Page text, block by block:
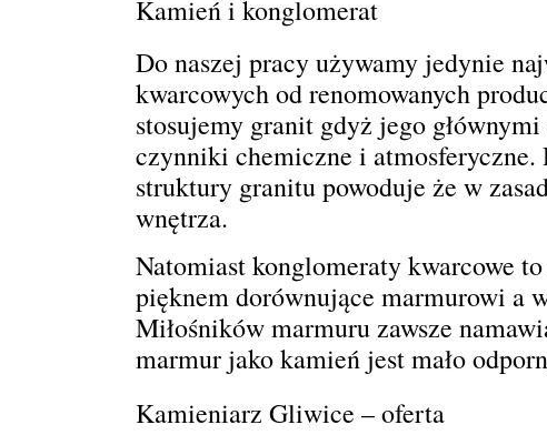
Kamień i konglomerat
Do naszej pracy używamy jedynie
kwarcowych od renomowanych
stosujemy granit gdyż jego
czynniki chemiczne i
struktury granitu powoduje że w
wnętrza.
Natomiast konglomeraty kwarcowe
pięknem dorównujące marmurowi a
Miłośników marmuru zawsze
marmur jako kamień jest mało
Kamieniarz Gliwice – oferta